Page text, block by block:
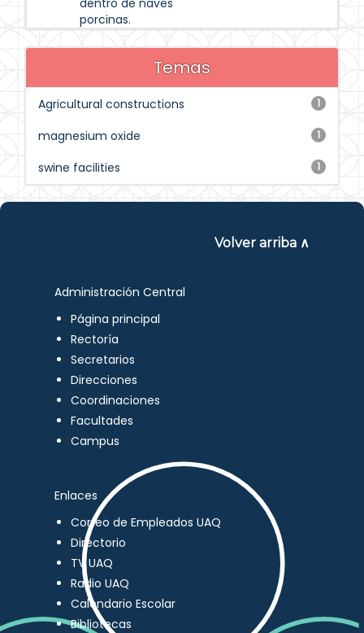
dentro de naves
porcinas.
Temas
1
Agricultural constructions
1
magnesium oxide
1
swine facilities
Volver arriba ∧
Administración Central
Página principal
Rectoría
Secretarios
Direcciones
Coordinaciones
Facultades
Campus
Enlaces
Correo de Empleados UAQ
Directorio
TV UAQ
Radio UAQ
Calendario Escolar
Bibliotecas